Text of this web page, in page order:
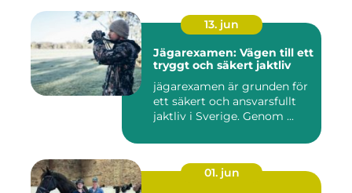
13. jun
Jägarexamen: Vägen till ett
tryggt och säkert jaktliv
jägarexamen är grunden för
ett säkert och ansvarsfullt
jaktliv i Sverige. Genom ...
01. jun